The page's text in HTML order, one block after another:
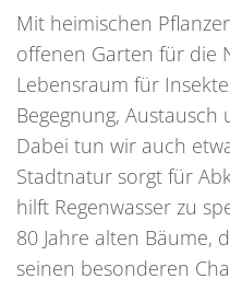
Mit heimischen
offenen Garten für die
Lebensraum für
Begegnung, Austausch
Dabei tun wir auch
Stadtnatur sorgt für
hilft Regenwasser zu
80 Jahre alten Bäume,
seinen besonderen